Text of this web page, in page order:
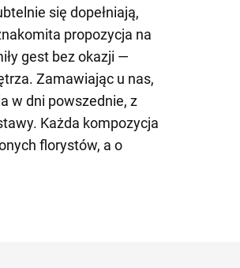
się dopełniają,
propozycja na
gest bez okazji —
Zamawiając u nas,
w dni powszednie, z
Każda kompozycja
florystów, a o